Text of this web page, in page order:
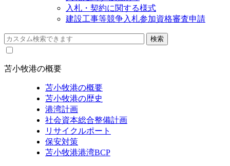
入札・契約に関する様式
建設工事等競争入札参加資格審査申請
苫小牧港の概要
苫小牧港の概要
苫小牧港の歴史
港湾計画
社会資本総合整備計画
リサイクルポート
保安対策
苫小牧港港湾BCP